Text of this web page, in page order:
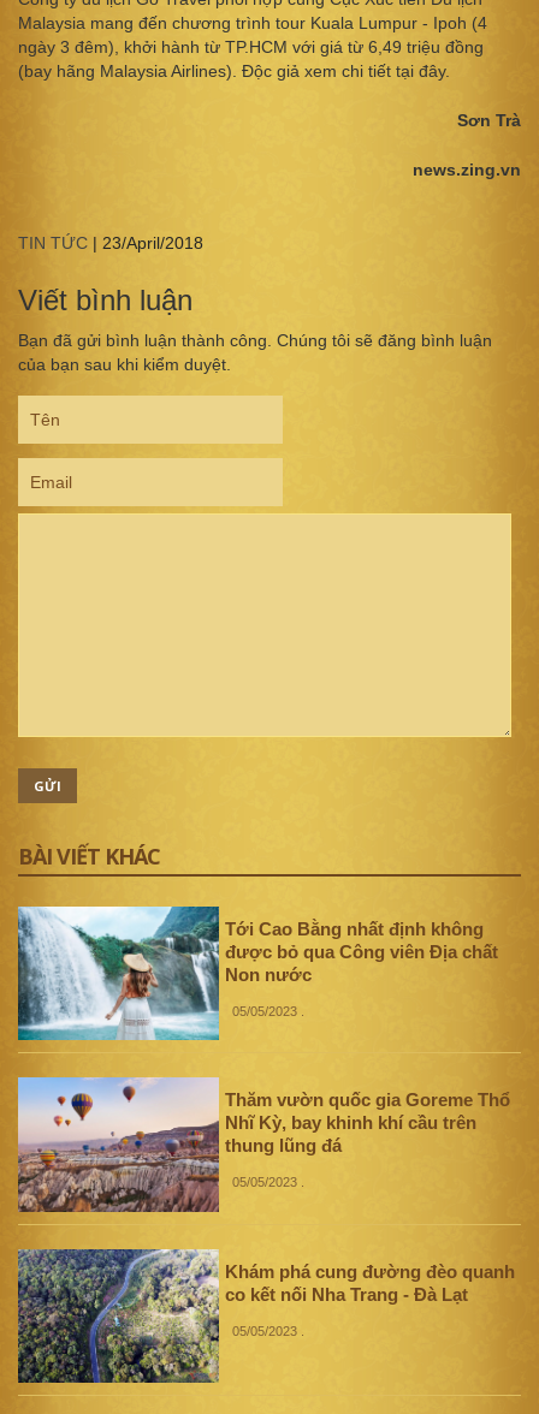
Malaysia mang đến chương trình tour Kuala Lumpur - Ipoh (4
ngày 3 đêm), khởi hành từ TP.HCM với giá từ 6,49 triệu đồng
(bay hãng Malaysia Airlines). Độc giả xem chi tiết tại đây.
Sơn Trà
news.zing.vn
TIN TỨC | 23/April/2018
Viết bình luận
Bạn đã gửi bình luận thành công. Chúng tôi sẽ đăng bình luận
của bạn sau khi kiểm duyệt.
GỬI
BÀI VIẾT KHÁC
Tới Cao Bằng nhất định không
được bỏ qua Công viên Địa chất
Non nước
05/05/2023
Thăm vườn quốc gia Goreme Thổ
Nhĩ Kỳ, bay khinh khí cầu trên
thung lũng đá
05/05/2023
Khám phá cung đường đèo quanh
co kết nối Nha Trang - Đà Lạt
05/05/2023